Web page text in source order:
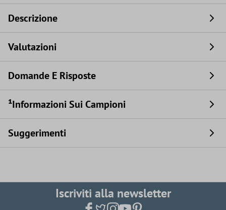
Descrizione
Valutazioni
Domande E Risposte
¹Informazioni Sui Campioni
Suggerimenti
Iscriviti alla newsletter